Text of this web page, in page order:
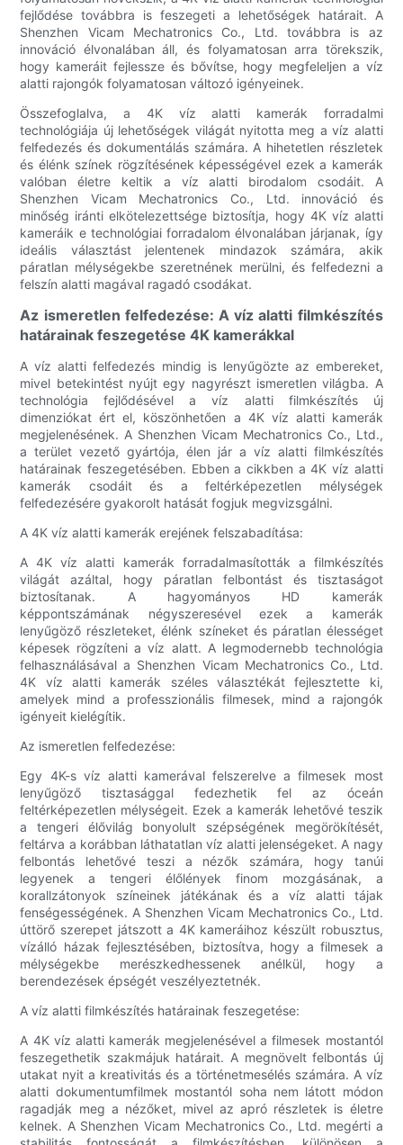
fejlődése továbbra is feszegeti a lehetőségek határait. A
Shenzhen Vicam Mechatronics Co., Ltd. továbbra is az
innováció élvonalában áll, és folyamatosan arra törekszik,
hogy kameráit fejlessze és bővítse, hogy megfeleljen a víz
alatti rajongók folyamatosan változó igényeinek.
Összefoglalva, a 4K víz alatti kamerák forradalmi
technológiája új lehetőségek világát nyitotta meg a víz alatti
felfedezés és dokumentálás számára. A hihetetlen részletek
és élénk színek rögzítésének képességével ezek a kamerák
valóban életre keltik a víz alatti birodalom csodáit. A
Shenzhen Vicam Mechatronics Co., Ltd. innováció és
minőség iránti elkötelezettsége biztosítja, hogy 4K víz alatti
kameráik e technológiai forradalom élvonalában járjanak, így
ideális választást jelentenek mindazok számára, akik
páratlan mélységekbe szeretnének merülni, és felfedezni a
felszín alatti magával ragadó csodákat.
Az ismeretlen felfedezése: A víz alatti filmkészítés
határainak feszegetése 4K kamerákkal
A víz alatti felfedezés mindig is lenyűgözte az embereket,
mivel betekintést nyújt egy nagyrészt ismeretlen világba. A
technológia fejlődésével a víz alatti filmkészítés új
dimenziókat ért el, köszönhetően a 4K víz alatti kamerák
megjelenésének. A Shenzhen Vicam Mechatronics Co., Ltd.,
a terület vezető gyártója, élen jár a víz alatti filmkészítés
határainak feszegetésében. Ebben a cikkben a 4K víz alatti
kamerák csodáit és a feltérképezetlen mélységek
felfedezésére gyakorolt ​​hatását fogjuk megvizsgálni.
A 4K víz alatti kamerák erejének felszabadítása:
A 4K víz alatti kamerák forradalmasították a filmkészítés
világát azáltal, hogy páratlan felbontást és tisztaságot
biztosítanak. A hagyományos HD kamerák
képpontszámának négyszeresével ezek a kamerák
lenyűgöző részleteket, élénk színeket és páratlan élességet
képesek rögzíteni a víz alatt. A legmodernebb technológia
felhasználásával a Shenzhen Vicam Mechatronics Co., Ltd.
4K víz alatti kamerák széles választékát fejlesztette ki,
amelyek mind a professzionális filmesek, mind a rajongók
igényeit kielégítik.
Az ismeretlen felfedezése:
Egy 4K-s víz alatti kamerával felszerelve a filmesek most
lenyűgöző tisztasággal fedezhetik fel az óceán
feltérképezetlen mélységeit. Ezek a kamerák lehetővé teszik
a tengeri élővilág bonyolult szépségének megörökítését,
feltárva a korábban láthatatlan víz alatti jelenségeket. A nagy
felbontás lehetővé teszi a nézők számára, hogy tanúi
legyenek a tengeri élőlények finom mozgásának, a
korallzátonyok színeinek játékának és a víz alatti tájak
fenségességének. A Shenzhen Vicam Mechatronics Co., Ltd.
úttörő szerepet játszott a 4K kameráihoz készült robusztus,
vízálló házak fejlesztésében, biztosítva, hogy a filmesek a
mélységekbe merészkedhessenek anélkül, hogy a
berendezések épségét veszélyeztetnék.
A víz alatti filmkészítés határainak feszegetése:
A 4K víz alatti kamerák megjelenésével a filmesek mostantól
feszegethetik szakmájuk határait. A megnövelt felbontás új
utakat nyit a kreativitás és a történetmesélés számára. A víz
alatti dokumentumfilmek mostantól soha nem látott módon
ragadják meg a nézőket, mivel az apró részletek is életre
kelnek. A Shenzhen Vicam Mechatronics Co., Ltd. megérti a